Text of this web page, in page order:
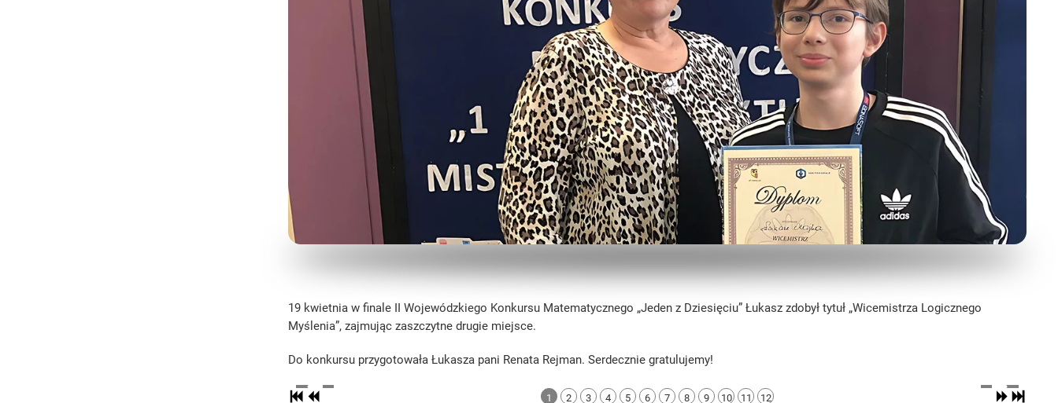
19 kwietnia w finale II Wojewódzkiego Konkursu Matematycznego „Jeden z Dziesięciu” Łukasz zdobył tytuł „Wicemistrza Logicznego
Myślenia”, zajmując zaszczytne drugie miejsce.
Do konkursu przygotowała Łukasza pani Renata Rejman. Serdecznie gratulujemy!
1 2 3 4 5 6 7 8 9 10 11 12